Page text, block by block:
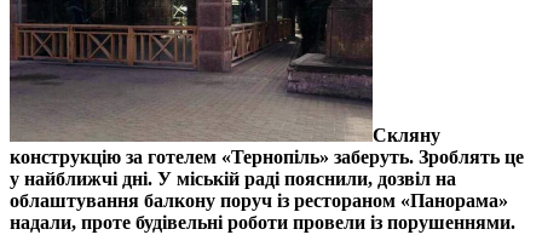
Скляну
конструкцію за готелем «Тернопіль» заберуть. Зроблять це
у найближчі дні. У міській раді пояснили, дозвіл на
облаштування балкону поруч із рестораном «Панорама»
надали, проте будівельні роботи провели із порушеннями.